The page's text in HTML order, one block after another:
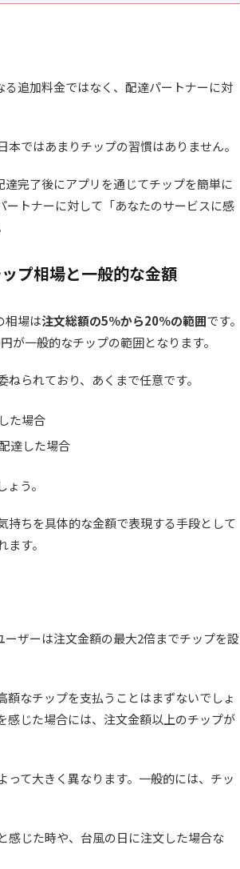
追加料金ではなく、配達パートナーに対
ではあまりチップの習慣はありません。
完了後にアプリを通じてチップを簡単に
ートナーに対して「あなたのサービスに感
プ相場と一般的な金額
相場は注文総額の5％から20％の範囲です。
が一般的なチップの範囲となります。
られており、あくまで任意です。
た場合
達した場合
う。
持ちを具体的な金額で表現する手段として
す。
ザーは注文金額の最大2倍までチップを設
なチップを支払うことはまずないでしょ
感じた場合には、注文金額以上のチップが
て大きく異なります。一般的には、チッ
感じた時や、台風の日に注文した場合な